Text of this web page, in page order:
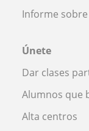
Informe
Únete
Dar clases
Alumnos que
Alta centros